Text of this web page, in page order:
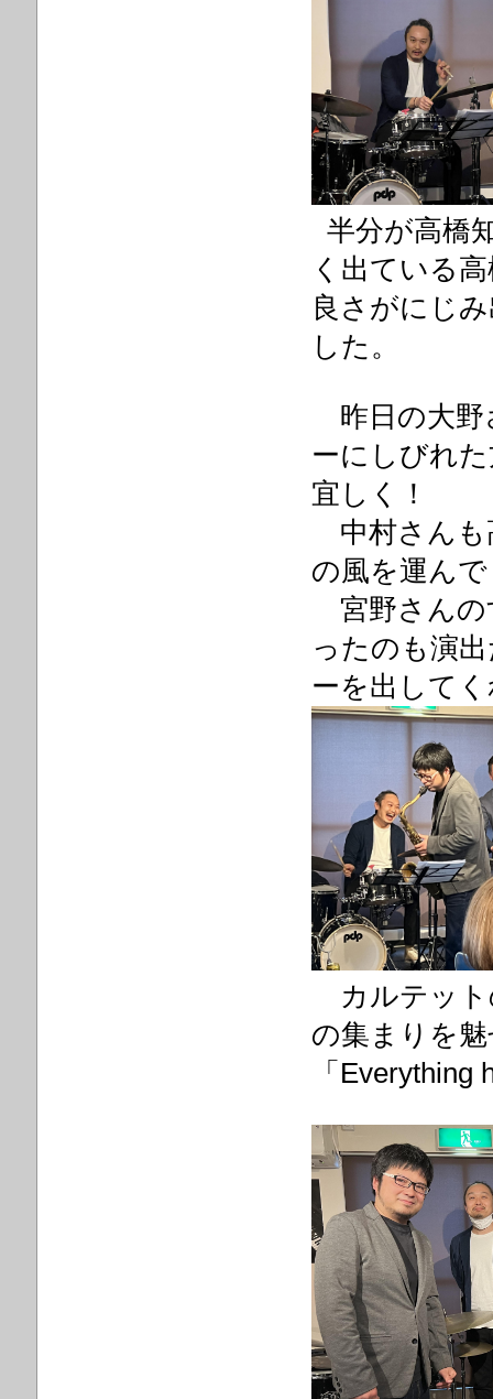
半分が高橋
く出ている
良さがにじ
した。
昨日の大野
ーにしびれ
宜しく！
中村さんも
の風を運ん
宮野さんの
ったのも演
ーを出して
カルテット
の集まりを
「